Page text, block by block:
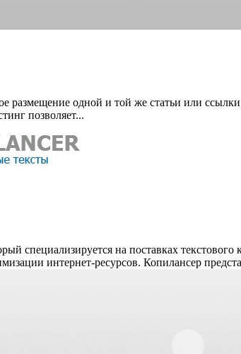
размещение одной и той же статьи или
позволяет...
специализируется на поставках
интернет-ресурсов. Копилансер